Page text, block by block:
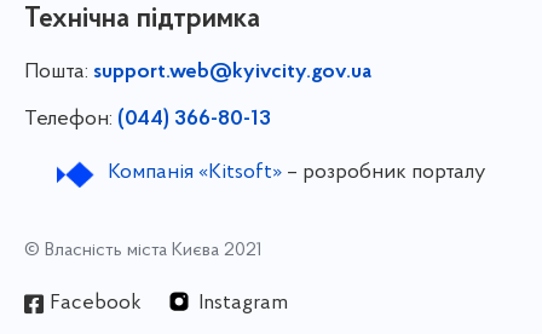
Технічна підтримка
Пошта: support.web@kyivcity.gov.ua
Телефон: (044) 366-80-13
Компанія «Kitsoft»– розробник порталу
© Власність міста Києва 2021
Facebook Instagram